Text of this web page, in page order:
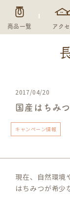
商品一覧 アク
2017/04/20
国産はちみ
キャンペーン情報
現在、自然環境
はちみつが希少